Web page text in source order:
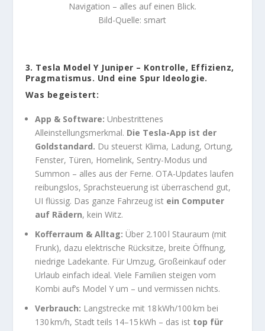
Navigation – alles auf einen Blick.
Bild-Quelle: smart
3. Tesla Model Y Juniper – Kontrolle, Effizienz,
Pragmatismus. Und eine Spur Ideologie.
Was begeistert:
App & Software: Unbestrittenes
Alleinstellungsmerkmal. Die Tesla-App ist der
Goldstandard. Du steuerst Klima, Ladung, Ortung,
Fenster, Türen, Homelink, Sentry-Modus und
Summon – alles aus der Ferne. OTA-Updates laufen
reibungslos, Sprachsteuerung ist überraschend gut,
UI flüssig. Das ganze Fahrzeug ist ein Computer
auf Rädern, kein Witz.
Kofferraum & Alltag: Über 2.100 l Stauraum (mit
Frunk), dazu elektrische Rücksitze, breite Öffnung,
niedrige Ladekante. Für Umzug, Großeinkauf oder
Urlaub einfach ideal. Viele Familien steigen vom
Kombi auf’s Model Y um – und vermissen nichts.
Verbrauch: Langstrecke mit 18 kWh/100 km bei
130 km/h, Stadt teils 14–15 kWh – das ist top für